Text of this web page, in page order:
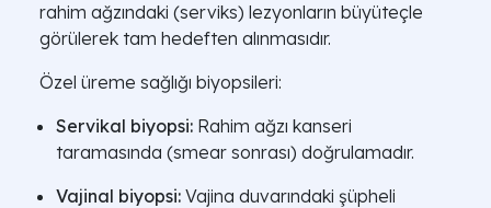
rahim ağzındaki (serviks) lezyonların büyüteçle
görülerek tam hedeften alınmasıdır.
Özel üreme sağlığı biyopsileri:
Servikal biyopsi: Rahim ağzı kanseri
taramasında (smear sonrası) doğrulamadır.
Vajinal biyopsi: Vajina duvarındaki şüpheli